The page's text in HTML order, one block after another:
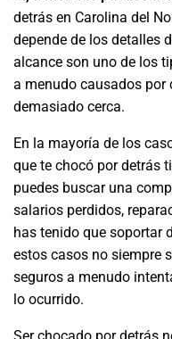
detrás en Carolina del
depende de los detalles
alcance son uno de los
a menudo causados
demasiado cerca.
En la mayoría de los
que te chocó por detrás
puedes buscar una
salarios perdidos,
has tenido que soportar
estos casos no siempre
seguros a menudo
lo ocurrido.